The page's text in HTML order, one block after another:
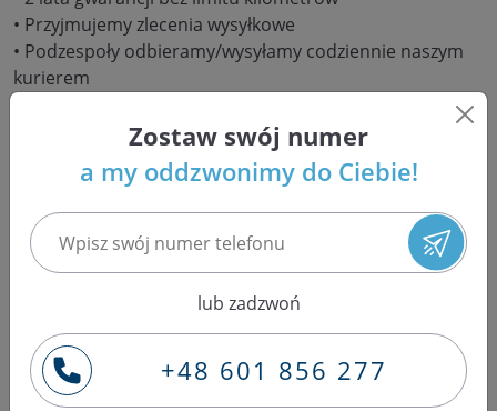
• Przyjmujemy zlecenia wysyłkowe
• Podzespoły odbieramy/wysyłamy codziennie naszym
kurierem
• Szybki czas realizacji zamówienia
Pompowtryskiwacze Mitsubishi
Common Rail - Delphi, Bosch, Denso, Siemens
Firma powstała w 1870 roku i kompletnie nie miała nic
wspólnego z samochodami. Zdecydowanie bliżej jej było
do statków, bo założyciel firmy Yataro Iwasaki posiadał
trzy parowce za pośrednictwem których świadczone
były usługi transportowe. W 1874 roku przedsiębiorstwo
Iwasaki przyjęło znaną do dziś nazwę Mitsubishi, która
Zostaw swój numer
a my oddzwonimy do Ciebie!
lub zadzwoń
+48 601 856 277